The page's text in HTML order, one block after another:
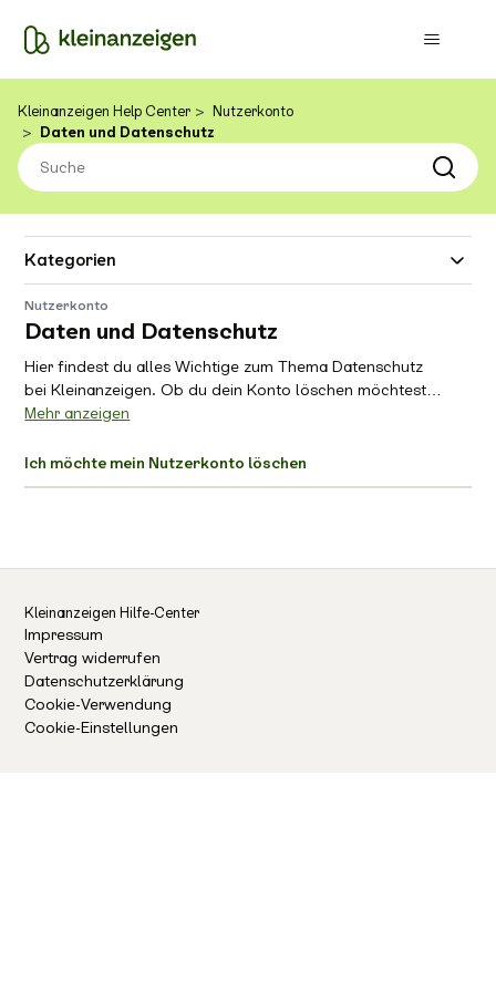
Kleinanzeigen Help Center
Nutzerkonto
Daten und Datenschutz
Kategorien
Nutzerkonto
Daten und Datenschutz
Hier findest du alles Wichtige zum Thema Datenschutz
bei Kleinanzeigen. Ob du dein Konto löschen möchtest
oder Fragen zu deinen Daten hast - wir helfen dir gerne
gewohnt bist. Deine Privatsphäre liegt uns am Herzen,
deshalb machen wir's dir so leicht wie möglich. Also, was
Mehr anzeigen
Ich möchte mein Nutzerkonto löschen
Kleinanzeigen Hilfe-Center
Impressum
Vertrag widerrufen
Datenschutzerklärung
Cookie-Verwendung
Cookie-Einstellungen